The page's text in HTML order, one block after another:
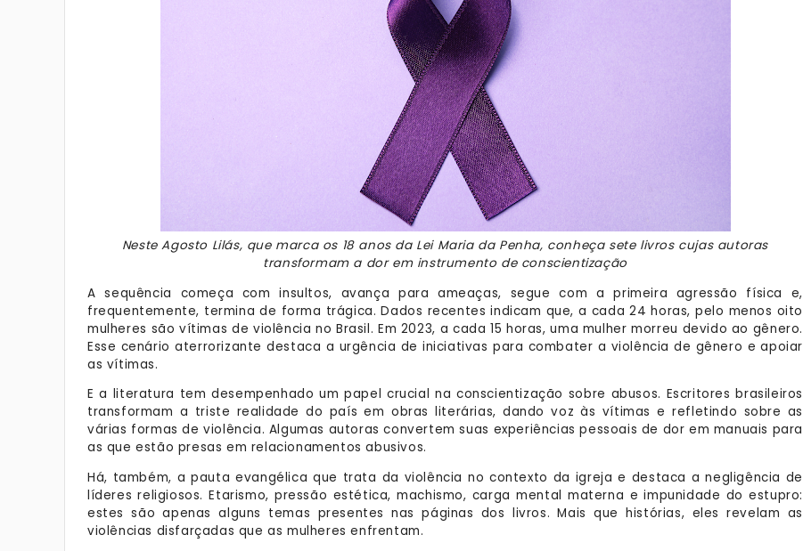
Neste Agosto Lilás, que marca os 18 anos da Lei Maria da Penha, conheça sete livros cujas autoras
transformam a dor em instrumento de conscientização
A sequência começa com insultos, avança para ameaças, segue com a primeira agressão física e,
frequentemente, termina de forma trágica. Dados recentes indicam que, a cada 24 horas, pelo menos oito
mulheres são vítimas de violência no Brasil. Em 2023, a cada 15 horas, uma mulher morreu devido ao gênero.
Esse cenário aterrorizante destaca a urgência de iniciativas para combater a violência de gênero e apoiar
as vítimas.
E a literatura tem desempenhado um papel crucial na conscientização sobre abusos. Escritores brasileiros
transformam a triste realidade do país em obras literárias, dando voz às vítimas e refletindo sobre as
várias formas de violência. Algumas autoras convertem suas experiências pessoais de dor em manuais para
as que estão presas em relacionamentos abusivos.
Há, também, a pauta evangélica que trata da violência no contexto da igreja e destaca a negligência de
líderes religiosos. Etarismo, pressão estética, machismo, carga mental materna e impunidade do estupro:
estes são apenas alguns temas presentes nas páginas dos livros. Mais que histórias, eles revelam as
violências disfarçadas que as mulheres enfrentam.